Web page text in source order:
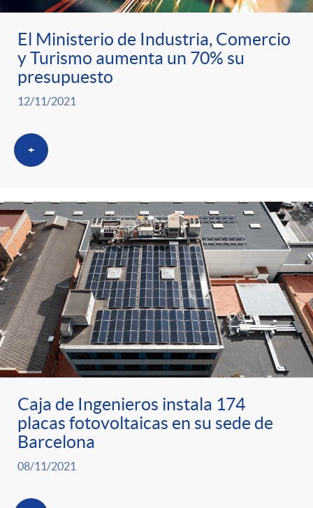
El Ministerio de Industria, Comercio
y Turismo aumenta un 70% su
presupuesto
12/11/2021
+
Caja de Ingenieros instala 174
placas fotovoltaicas en su sede de
Barcelona
08/11/2021